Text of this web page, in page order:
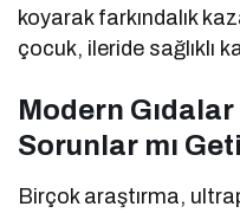
koyarak farkındalık
çocuk, ileride sağlıklı
Modern
Sorunlar mı
Birçok araştırma,